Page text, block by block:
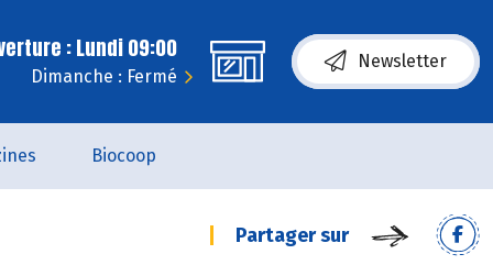
: Lundi 09:00
Dimanche : Fermé
Newsletter
Biocoop
Partager sur